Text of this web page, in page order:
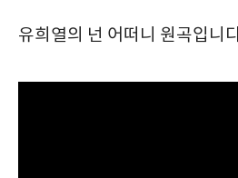
유희열의 넌 어떠니 원곡입니